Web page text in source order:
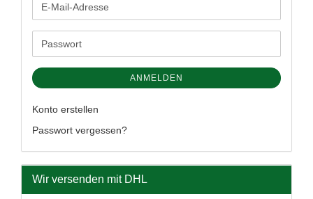
E-
Mail-
Adresse
Passwort
ANMELDEN
Konto erstellen
Passwort vergessen?
Wir versenden mit DHL